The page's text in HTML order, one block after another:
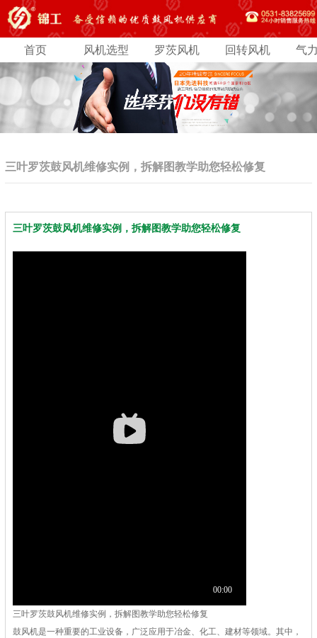
首页 风机选型 罗茨风机 回转风机 气
三叶罗茨鼓风机维修实例，拆解图教学助您轻松修复
三叶罗茨鼓风机维修实例，拆解图教学助您轻松修复
三叶罗茨鼓风机维修实例，拆解图教学助您轻松修复
鼓风机是一种重要的工业设备，广泛应用于冶金、化工、建材等领域。其中，